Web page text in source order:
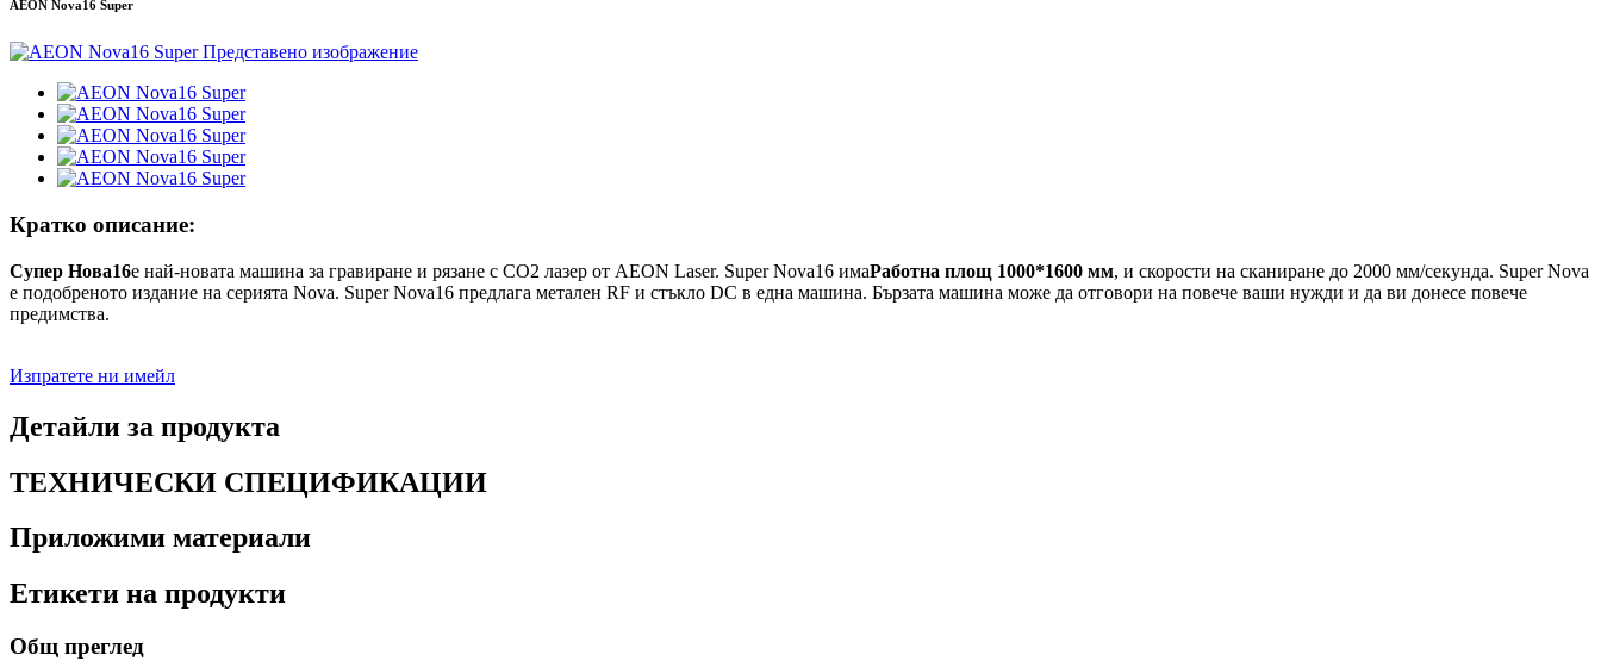
AEON Nova16 Super
Кратко описание:
Супер Нова16е най-новата машина за гравиране и рязане с CO2 лазер от AEON Laser. Super Nova16 имаРаботна площ 1000*1600 мм, и скорости на сканиране до 2000 мм/секунда. Super Nova
е подобреното издание на серията Nova. Super Nova16 предлага метален RF и стъкло DC в една машина. Бързата машина може да отговори на повече ваши нужди и да ви донесе повече
предимства.
Изпратете ни имейл
Детайли за продукта
ТЕХНИЧЕСКИ СПЕЦИФИКАЦИИ
Приложими материали
Етикети на продукти
Общ преглед